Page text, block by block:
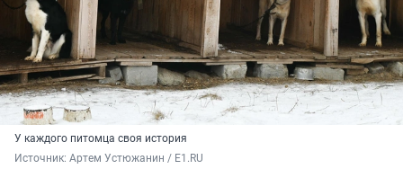
У каждого питомца своя история
Источник: Артем Устюжанин / E1.RU